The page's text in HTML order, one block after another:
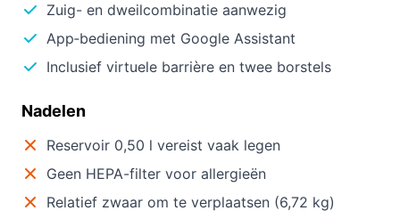
Zuig- en dweilcombinatie aanwezig
App‑bediening met Google Assistant
Inclusief virtuele barrière en twee borstels
Nadelen
Reservoir 0,50 l vereist vaak legen
Geen HEPA-filter voor allergieën
Relatief zwaar om te verplaatsen (6,72 kg)